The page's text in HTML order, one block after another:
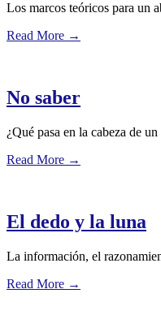
Los marcos teóricos para un
Read More →
No saber
¿Qué pasa en la cabeza de
Read More →
El dedo y la luna
La información, el
Read More →